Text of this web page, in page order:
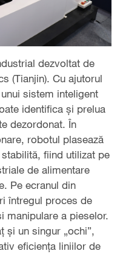
dezvoltat de
(Tianjin). Cu ajutorul
sistem inteligent
identifica și prelua
dezordonat. În
robotul plasează
fiind utilizat pe
de alimentare
Pe ecranul din
întregul proces de
manipulare a pieselor.
și un singur „ochi”,
eficiența liniilor de